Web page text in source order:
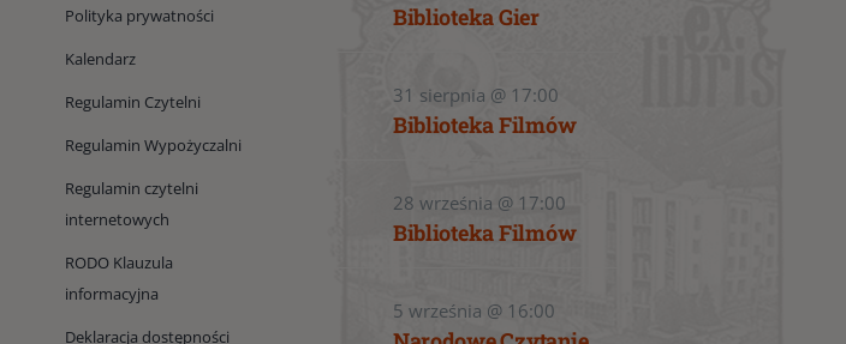
Polityka prywatności
Kalendarz
Regulamin Czytelni
Regulamin Wypożyczalni
Regulamin czytelni
internetowych
RODO Klauzula
informacyjna
Deklaracja dostępności
Biblioteka Gier
31 sierpnia @ 17:00
Biblioteka Filmów
28 września @ 17:00
Biblioteka Filmów
5 września @ 16:00